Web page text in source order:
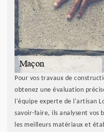
Pour vos travaux de
obtenez une évaluation
l'équipe experte de l'artisan
savoir-faire, ils analysent vos
les meilleurs matériaux et